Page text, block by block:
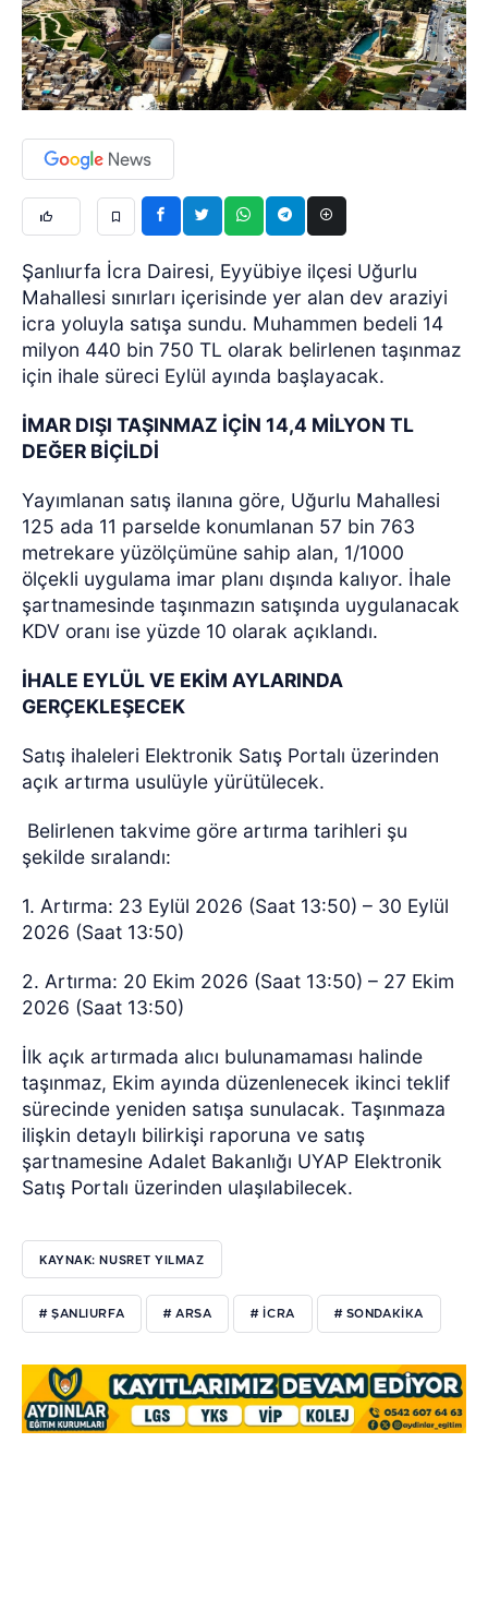
Şanlıurfa İcra Dairesi, Eyyübiye ilçesi Uğurlu
Mahallesi sınırları içerisinde yer alan dev araziyi
icra yoluyla satışa sundu. Muhammen bedeli 14
milyon 440 bin 750 TL olarak belirlenen taşınmaz
için ihale süreci Eylül ayında başlayacak.
İMAR DIŞI TAŞINMAZ İÇİN 14,4 MİLYON TL
DEĞER BİÇİLDİ
Yayımlanan satış ilanına göre, Uğurlu Mahallesi
125 ada 11 parselde konumlanan 57 bin 763
metrekare yüzölçümüne sahip alan, 1/1000
ölçekli uygulama imar planı dışında kalıyor. İhale
şartnamesinde taşınmazın satışında uygulanacak
KDV oranı ise yüzde 10 olarak açıklandı.
İHALE EYLÜL VE EKİM AYLARINDA
GERÇEKLEŞECEK
Satış ihaleleri Elektronik Satış Portalı üzerinden
açık artırma usulüyle yürütülecek.
Belirlenen takvime göre artırma tarihleri şu
şekilde sıralandı:
1. Artırma: 23 Eylül 2026 (Saat 13:50) – 30 Eylül
2026 (Saat 13:50)
2. Artırma: 20 Ekim 2026 (Saat 13:50) – 27 Ekim
2026 (Saat 13:50)
İlk açık artırmada alıcı bulunamaması halinde
taşınmaz, Ekim ayında düzenlenecek ikinci teklif
sürecinde yeniden satışa sunulacak. Taşınmaza
ilişkin detaylı bilirkişi raporuna ve satış
şartnamesine Adalet Bakanlığı UYAP Elektronik
Satış Portalı üzerinden ulaşılabilecek.
KAYNAK: NUSRET YILMAZ
# ŞANLIURFA # ARSA # ICRA # SONDAKIKA